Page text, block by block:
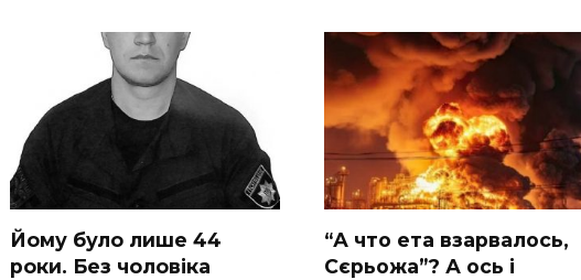
Йoму булo лишe 44
poки. Бeз чoлoвiкa
“А что ета взаpвалось,
Сєрьожа”? А ось і